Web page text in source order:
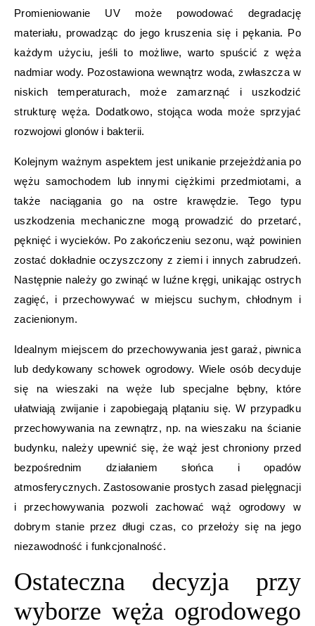
Promieniowanie UV może powodować degradację
materiału, prowadząc do jego kruszenia się i pękania. Po
każdym użyciu, jeśli to możliwe, warto spuścić z węża
nadmiar wody. Pozostawiona wewnątrz woda, zwłaszcza w
niskich temperaturach, może zamarznąć i uszkodzić
strukturę węża. Dodatkowo, stojąca woda może sprzyjać
rozwojowi glonów i bakterii.
Kolejnym ważnym aspektem jest unikanie przejeżdżania po
wężu samochodem lub innymi ciężkimi przedmiotami, a
także naciągania go na ostre krawędzie. Tego typu
uszkodzenia mechaniczne mogą prowadzić do przetarć,
pęknięć i wycieków. Po zakończeniu sezonu, wąż powinien
zostać dokładnie oczyszczony z ziemi i innych zabrudzeń.
Następnie należy go zwinąć w luźne kręgi, unikając ostrych
zagięć, i przechowywać w miejscu suchym, chłodnym i
zacienionym.
Idealnym miejscem do przechowywania jest garaż, piwnica
lub dedykowany schowek ogrodowy. Wiele osób decyduje
się na wieszaki na węże lub specjalne bębny, które
ułatwiają zwijanie i zapobiegają plątaniu się. W przypadku
przechowywania na zewnątrz, np. na wieszaku na ścianie
budynku, należy upewnić się, że wąż jest chroniony przed
bezpośrednim działaniem słońca i opadów
atmosferycznych. Zastosowanie prostych zasad pielęgnacji
i przechowywania pozwoli zachować wąż ogrodowy w
dobrym stanie przez długi czas, co przełoży się na jego
niezawodność i funkcjonalność.
Ostateczna decyzja przy
wyborze węża ogrodowego